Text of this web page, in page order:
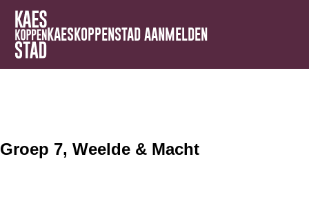
KAESKOPPENSTAD AANMELDEN
Groep 7, Weelde & Macht